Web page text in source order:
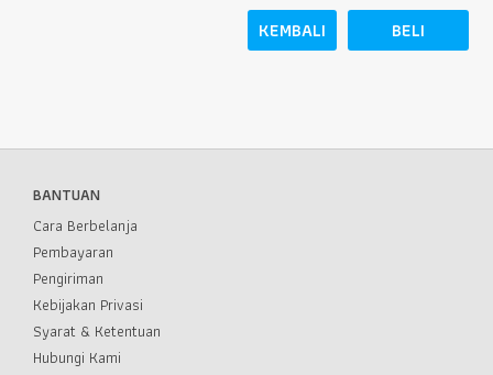
BELI
KEMBALI
BANTUAN
Cara Berbelanja
Pembayaran
Pengiriman
Kebijakan Privasi
Syarat & Ketentuan
Hubungi Kami